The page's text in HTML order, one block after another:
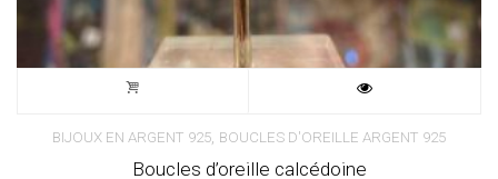
BIJOUX EN ARGENT 925, BOUCLES D'OREILLE ARGENT 925
Boucles d’oreille calcédoine